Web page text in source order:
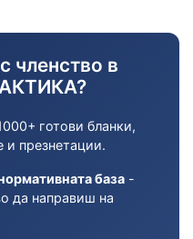
членство в
готови бланки,
и презнетации.
база -
да направиш на